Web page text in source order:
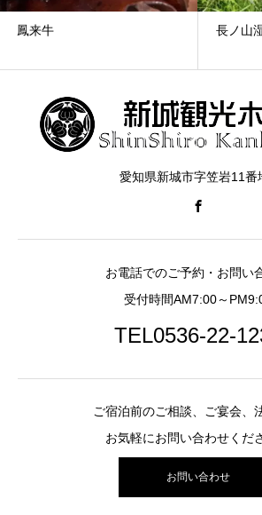
鳳来牛 長ノ山
愛知県新城市字笠岩11番
お電話でのご予約・お問い
受付時間AM7:00～
TEL0536-22-
ご宿泊前のご相談、ご宴会、
お気軽にお問い合わせくだ
お問い合わせ